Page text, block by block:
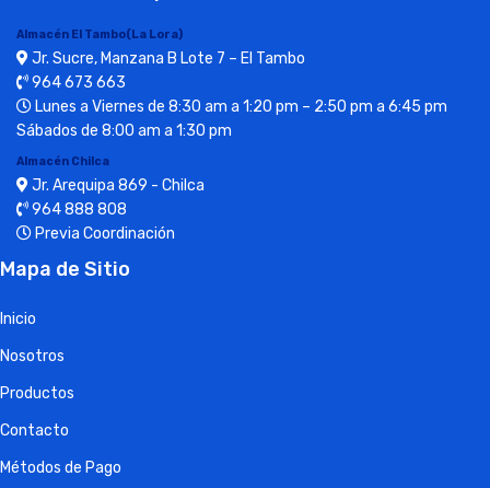
Almacén El Tambo(La Lora)
Jr. Sucre, Manzana B Lote 7 – El Tambo
964 673 663
Lunes a Viernes de 8:30 am a 1:20 pm – 2:50 pm a 6:45 pm
Sábados de 8:00 am a 1:30 pm
Almacén Chilca
Jr. Arequipa 869 - Chilca
964 888 808
Previa Coordinación
Mapa de Sitio
Inicio
Nosotros
Productos
Contacto
Métodos de Pago